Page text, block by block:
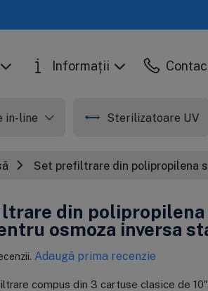
Informații
in-line Sterilizatoare UV
Set prefiltrare din polipropilena
din
osmoza inversa
Adaugă prima recenzie
compus din 3 cartuse clasice de